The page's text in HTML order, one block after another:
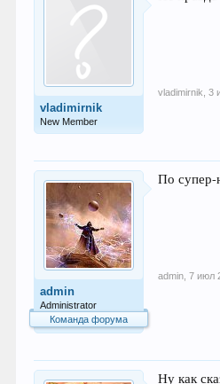
vladimirnik
New Member
vladimirnik 3
admin
Administrator
Команда форума
По супер-
admin 7 июл
Ну как